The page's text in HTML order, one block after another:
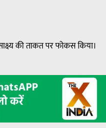
की ताकत पर फोकस किया।